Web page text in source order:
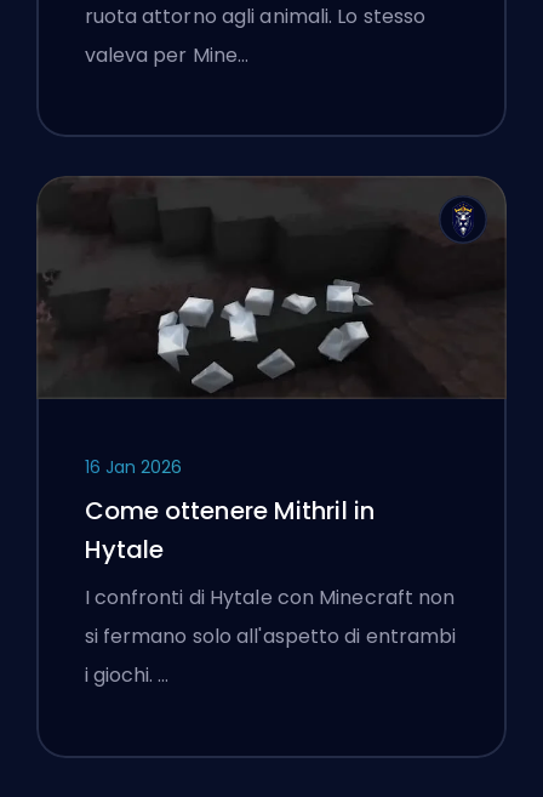
ruota attorno agli animali. Lo stesso
valeva per Mine…
16 Jan 2026
Come ottenere Mithril in
Hytale
I confronti di Hytale con Minecraft non
si fermano solo all'aspetto di entrambi
i giochi. …